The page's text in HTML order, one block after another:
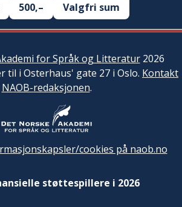
500,– Valgfri sum
for Språk og Litteratur2026
til i Osterhaus' gate 27 i Oslo. Kontakt
NAOB-redaksjonen.
cookies på naob.no
støttespillere i 2026